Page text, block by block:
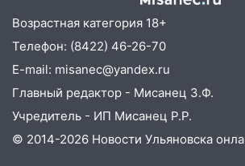
В Ульяновске двоих
коррупционной схемы при
отправили в колонию на 7 и 8
09:52 Ночью беспилотники
соседними Татарстаном и
областью
09:41 Диана Шурыгина
Возрастная категория 18+
Телефон: (8422) 46-26-70
E-mail: misanec@yandex.ru
Главный редактор - Мисанец З.Ф.
Учредитель - ИП Мисанец Р.Р.
© 2014-2026 Новости Ульяновска